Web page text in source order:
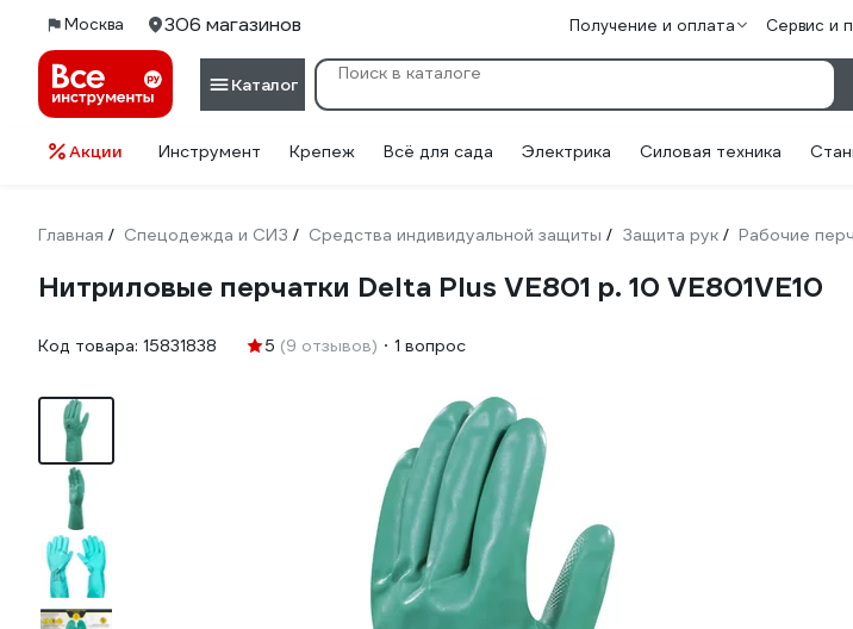
Москва 306 магазинов Получение и оплата Сервис и
Каталог
Акции Инструмент Крепеж Всё для сада Электрика Силовая техника
Главная / Спецодежда и СИЗ / Средства индивидуальной защиты / Защита рук / Рабочие
Нитриловые перчатки Delta Plus VE801 р. 10 VE801VE10
Код товара: 15831838 5 (9 отзывов) 1 вопрос